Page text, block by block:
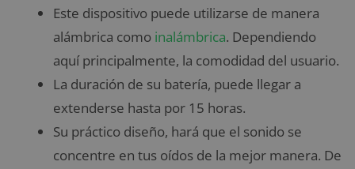
Este dispositivo puede utilizarse de manera
alámbrica como inalámbrica. Dependiendo
aquí principalmente, la comodidad del usuario.
La duración de su batería, puede llegar a
extenderse hasta por 15 horas.
Su práctico diseño, hará que el sonido se
concentre en tus oídos de la mejor manera. De